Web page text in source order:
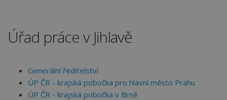
Úřad práce v Jihlavě
Generální ředitelství
ÚP ČR - krajská pobočka pro hlavní město Prahu
ÚP ČR - krajská pobočka v Brně